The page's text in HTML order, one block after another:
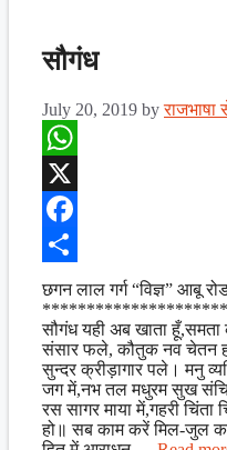
सौगंध
July 20, 2019 byराजभाषा
WhatsApp
X
Facebook
छगन लाल गर्ग “विज्ञ” आबू
सौगंध यही अब खाता
संसार फले, कौतुक नव चेतन
सुन्दर क्रीड़ागार पले। मनु
जग में,नभ तल मधुरम सुख
रस सागर माया में,गहरी चिंता
हो॥ सब काम करें मिल-जुल